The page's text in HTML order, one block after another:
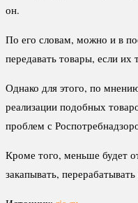
он.
По его словам, можно и в
передавать товары, если их
Однако для этого, по
реализации подобных
проблем с
Кроме того, меньше будет
закапывать,